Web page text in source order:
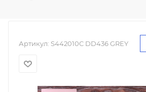
Артикул: S442010C DD436 GREY